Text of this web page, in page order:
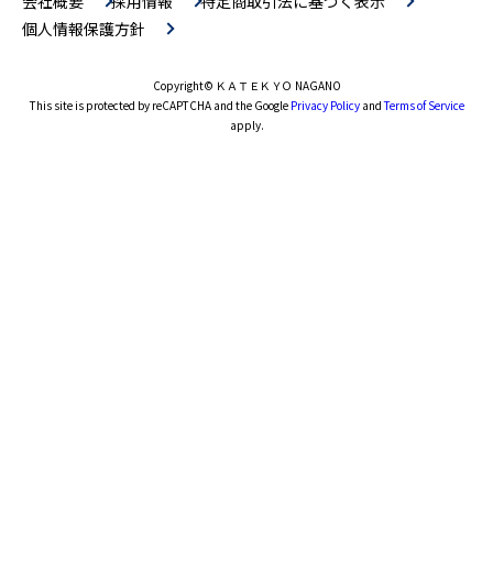
個人情報保護方針
Copyright© ＫＡＴＥＫＹＯ NAGANO
This site is protected by reCAPTCHA and the Google Privacy PolicyandTerms of Service
apply.